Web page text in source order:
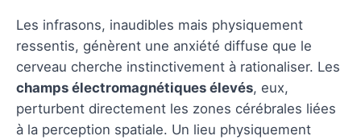
Les infrasons, inaudibles mais physiquement
ressentis, génèrent une anxiété diffuse que le
cerveau cherche instinctivement à rationaliser. Les
champs électromagnétiques élevés, eux,
perturbent directement les zones cérébrales liées
à la perception spatiale. Un lieu physiquement